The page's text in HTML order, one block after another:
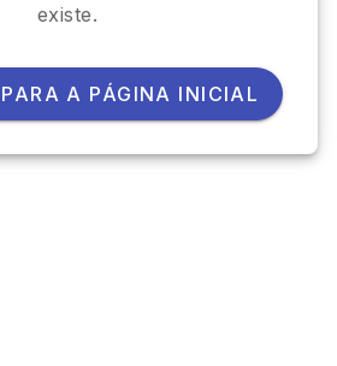
existe.
A PÁGINA INICIAL